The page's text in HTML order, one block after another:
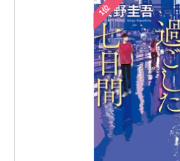
1位